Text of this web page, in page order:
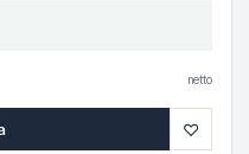
netto
♡